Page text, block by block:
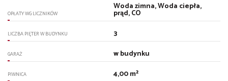
OPŁATY WG LICZNIKÓW
Woda zimna, Woda ciepła,
prąd, CO
LICZBA PIĘTER W BUDYNKU 3
GARAŻ w budynku
PIWNICA 4,00 m²